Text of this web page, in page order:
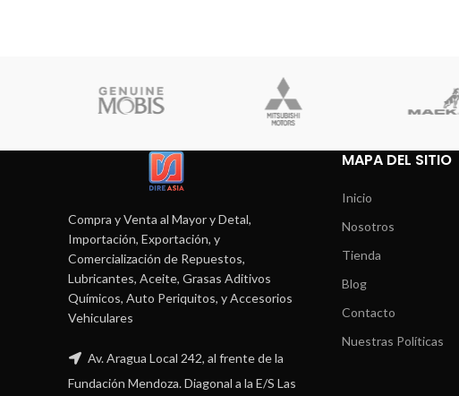
Compra y Venta al Mayor y Detal,
Importación, Exportación, y
Comercialización de Repuestos,
Lubricantes, Aceite, Grasas Aditivos
Químicos, Auto Periquitos, y Accesorios
Vehiculares
Av. Aragua Local 242, al frente de la
Fundación Mendoza. Diagonal a la E/S Las
MAPA DEL SITIO
Inicio
Nosotros
Tienda
Blog
Contacto
Nuestras Políticas